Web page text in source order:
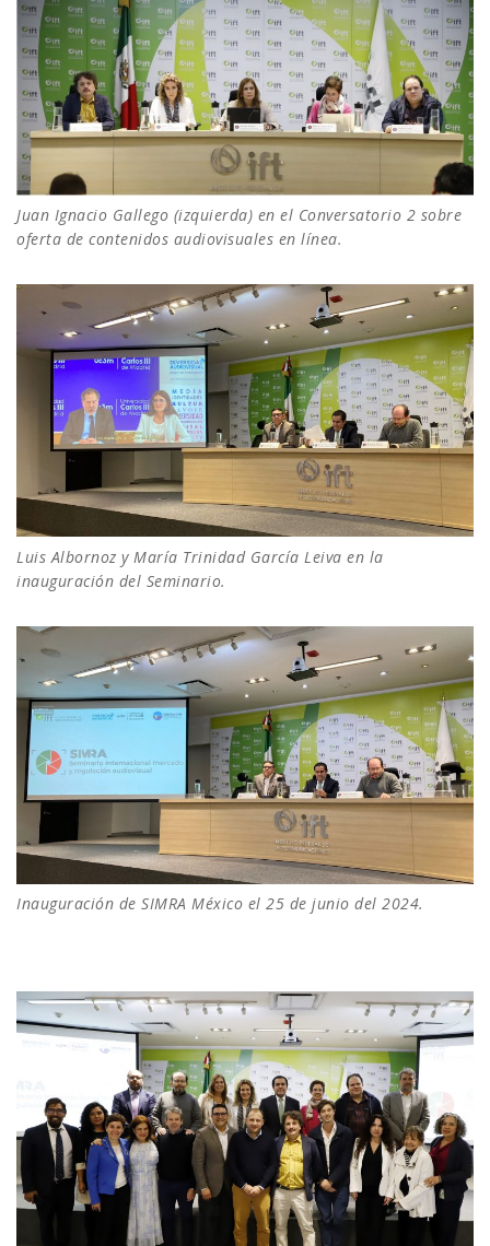
Juan Ignacio Gallego (izquierda) en el Conversatorio 2 sobre
oferta de contenidos audiovisuales en línea.
Luis Albornoz y María Trinidad García Leiva en la
inauguración del Seminario.
Inauguración de SIMRA México el 25 de junio del 2024.